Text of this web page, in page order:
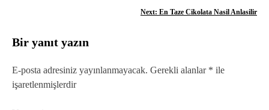
ı
g
e
Next: En Taze Cikolata Nasil Anlasilir
Bir yanıt yazın
E-posta adresiniz yayınlanmayacak. Gerekli alanlar * ile
işaretlenmişlerdir